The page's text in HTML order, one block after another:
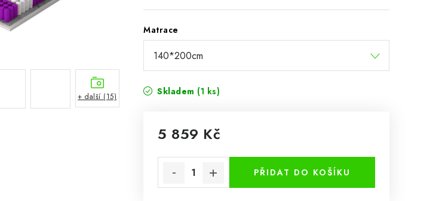
Matrace
Skladem (1 ks)
5 859 Kč
PŘIDAT DO KOŠÍKU
+ další (15)